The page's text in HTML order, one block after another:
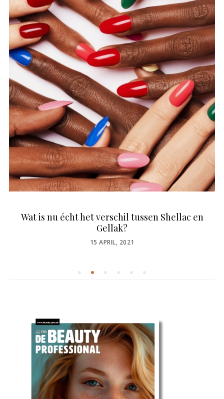
Wat is nu écht het verschil tussen Shellac en
Gellak?
POSTED
15 APRIL, 2021